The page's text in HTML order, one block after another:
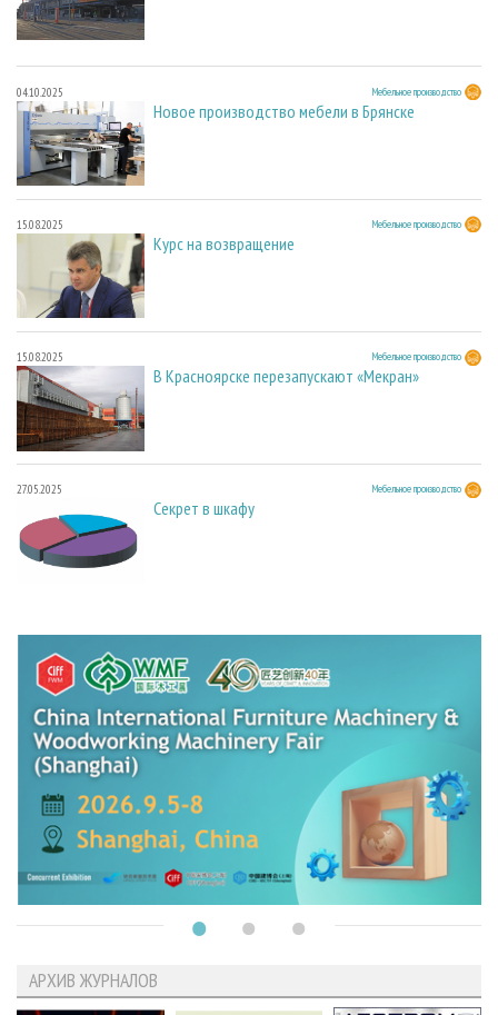
04.10.2025 Мебельное производство
Новое производство мебели в Брянске
15.08.2025 Мебельное производство
Курс на возвращение
15.08.2025 Мебельное производство
В Красноярске перезапускают «Мекран»
27.05.2025 Мебельное производство
Секрет в шкафу
АРХИВ ЖУРНАЛОВ